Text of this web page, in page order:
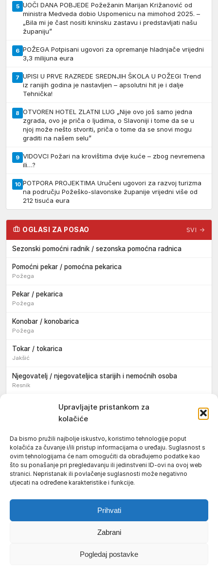
Upravljajte pristankom za
kolačiće
Da bismo pružili najbolje iskustvo, koristimo tehnologije poput
kolačića za čuvanje i/ili pristup informacijama o uređaju. Suglasnost s
ovim tehnologijama će nam omogućiti da obrađujemo podatke kao
što su ponašanje pri pregledavanju ili jedinstveni ID-ovi na ovoj web
stranici. Nepristanak ili povlačenje suglasnosti može negativno
utjecati na određene karakteristike i funkcije.
Prihvati
Zabrani
Pogledaj postavke
5 UOČI DANA POBJEDE Požežanin Marijan Križanović od
ministra Medveda dobio Uspomenicu na mimohod 2025. –
„Bila mi je čast nositi kninsku zastavu i predstavljati našu
županiju”
6 POŽEGA Potpisani ugovori za opremanje hladnjače vrijedni
3,3 milijuna eura
7 UPISI U PRVE RAZREDE SREDNJIH ŠKOLA U POŽEGI Trend
iz ranijih godina je nastavljen – apsolutni hit je i dalje
Tehnička!
8 OTVOREN HOTEL ZLATNI LUG „Nije ovo još samo jedna
zgrada, ovo je priča o ljudima, o Slavoniji i tome da se u
njoj može nešto stvoriti, priča o tome da se snovi mogu
graditi na našem selu”
9 VIDOVCI Požari na krovištima dvije kuće – zbog nevremena
ili…?
10 POTPORA PROJEKTIMA Uručeni ugovori za razvoj turizma
na području Požeško-slavonske županije vrijedni više od
212 tisuća eura
OGLASI ZA POSAO SVI →
Sezonski pomoćni radnik / sezonska pomoćna radnica
Pomoćni pekar / pomoćna pekarica
Požega
Pekar / pekarica
Požega
Konobar / konobarica
Požega
Tokar / tokarica
Jakšić
Njegovatelj / njegovateljica starijih i nemoćnih osoba
Resnik
Konobar / konobarica
Jakšić
Vozač / vozačica teretnog vozila s poluprikolicom
Požega
Pomoćnik/ica u nastavi
Pravila privatnosti